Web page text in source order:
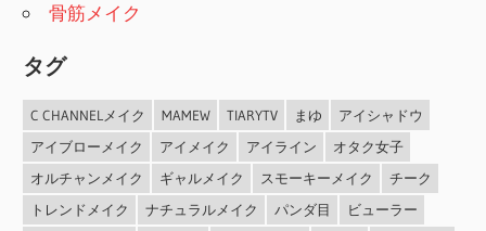
骨筋メイク
タグ
C CHANNELメイク MAMEW TIARYTV まゆ
アイシャドウ
アイブローメイク
アイメイク アイライン
オタク女子
オルチャンメイク
ギャルメイク スモーキーメイク
チーク
トレンドメイク
ナチュラルメイク パンダ目
ビューラー